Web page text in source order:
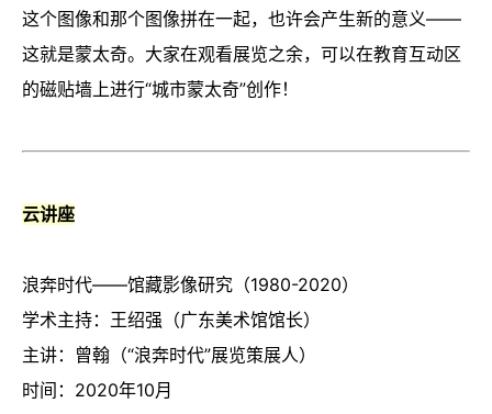
这个图像和那个图像拼在一起，也许会产生新的意义——
这就是蒙太奇。大家在观看展览之余，可以在教育互动区
的磁贴墙上进行“城市蒙太奇”创作！
云讲座
浪奔时代——馆藏影像研究（1980-2020）
学术主持：王绍强（广东美术馆馆长）
主讲：曾翰（“浪奔时代”展览策展人）
时间：2020年10月